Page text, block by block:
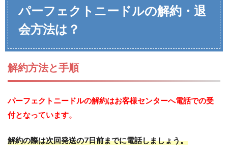
パーフェクトニードルの解約・退
会方法は？
解約方法と手順
パーフェクトニードルの解約はお客様センターへ電話での受
付となっています。
解約の際は次回発送の7日前までに電話しましょう。